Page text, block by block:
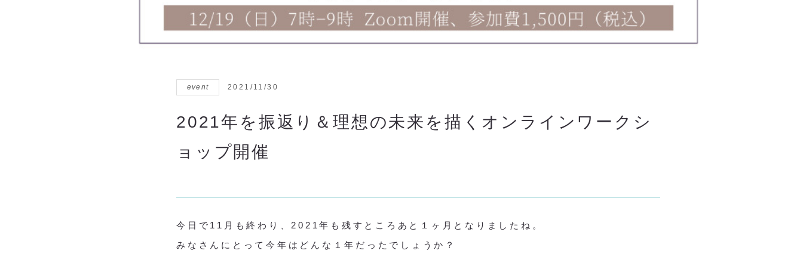
event 2021/11/30
2021年を振返り＆理想の未来を描くオンラインワークシ
ョップ開催
今日で11月も終わり、2021年も残すところあと１ヶ月となりましたね。
みなさんにとって今年はどんな１年だったでしょうか？